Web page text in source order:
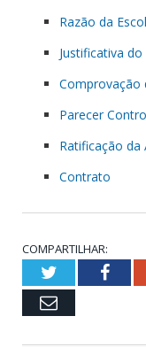
Razão da
Justificativa
Comprovação
Parecer
Ratificação
Contrato
COMPARTILHAR:
Twitter
Email